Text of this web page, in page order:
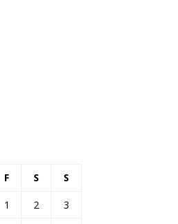
F S S
1 2
3